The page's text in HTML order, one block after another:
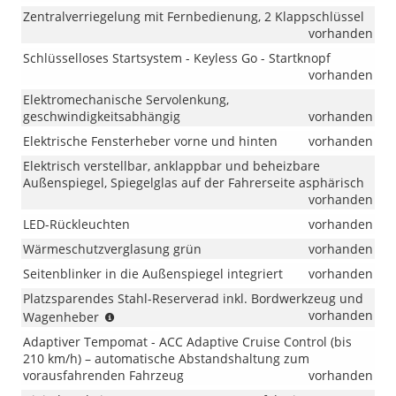
Zentralverriegelung mit Fernbedienung, 2 Klappschlüssel
vorhanden
Schlüsselloses Startsystem - Keyless Go - Startknopf
vorhanden
Elektromechanische Servolenkung,
geschwindigkeitsabhängig
vorhanden
Elektrische Fensterheber vorne und hinten
vorhanden
Elektrisch verstellbar, anklappbar und beheizbare
Außenspiegel, Spiegelglas auf der Fahrerseite asphärisch
vorhanden
LED-Rückleuchten
vorhanden
Wärmeschutzverglasung grün
vorhanden
Seitenblinker in die Außenspiegel integriert
vorhanden
Platzsparendes Stahl-Reserverad inkl. Bordwerkzeug und
Wagenheber
mit
eHybrid)
vorhanden
Adaptiver Tempomat - ACC Adaptive Cruise Control (bis
210 km/h) – automatische Abstandshaltung zum
vorausfahrenden Fahrzeug
vorhanden